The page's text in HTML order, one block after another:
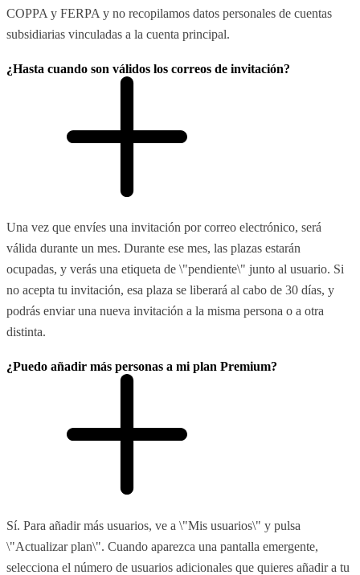
COPPA y FERPA y no recopilamos datos personales de cuentas
subsidiarias vinculadas a la cuenta principal.
¿Hasta cuando son válidos los correos de invitación?
Una vez que envíes una invitación por correo electrónico, será
válida durante un mes. Durante ese mes, las plazas estarán
ocupadas, y verás una etiqueta de \"pendiente\" junto al usuario. Si
no acepta tu invitación, esa plaza se liberará al cabo de 30 días, y
podrás enviar una nueva invitación a la misma persona o a otra
distinta.
¿Puedo añadir más personas a mi plan Premium?
Sí. Para añadir más usuarios, ve a \"Mis usuarios\" y pulsa
\"Actualizar plan\". Cuando aparezca una pantalla emergente,
selecciona el número de usuarios adicionales que quieres añadir a tu